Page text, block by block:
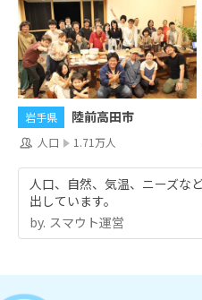
岩手県 陸前高田市
人口 1.71万人
人口、自然、気温、ニーズな
出しています。
by.︎ スマウト運営